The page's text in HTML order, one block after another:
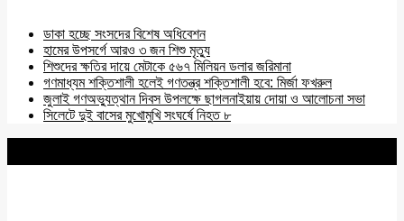
ডাকা হচ্ছে সংসদের বিশেষ অধিবেশন
হামের উপসর্গে আরও ৩ জন শিশু মৃত্যু
শিশুদের ক্ষতির দায়ে মেটাকে ৫৬৭ মিলিয়ন ডলার জরিমানা
গণমাধ্যম শক্তিশালী হলেই গণতন্ত্র শক্তিশালী হবে: মির্জা ফখরুল
জুলাই গণঅভ্যুত্থান দিবস উপলক্ষে ছাগলনাইয়ায় দোয়া ও আলোচনা সভা
সিলেটে দুই বাসের মুখোমুখি সংঘর্ষে নিহত ৮